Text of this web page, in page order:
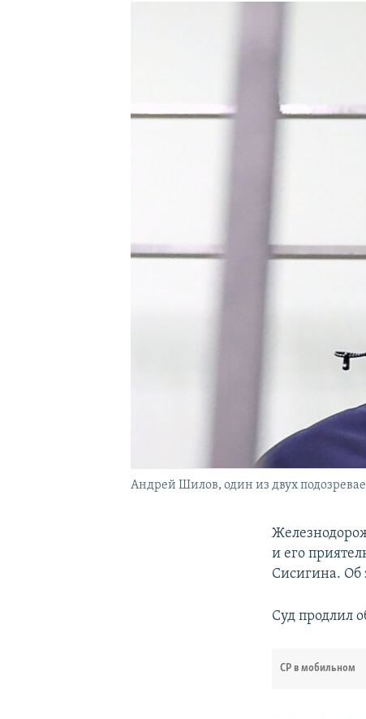
Андрей Шилов, один из двух
и его
Сисигина. Об
Суд продлил
СР в мобильном